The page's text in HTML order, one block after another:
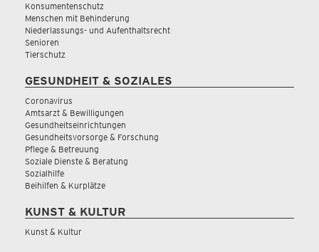
Konsumentenschutz
Menschen mit Behinderung
Niederlassungs- und Aufenthaltsrecht
Senioren
Tierschutz
GESUNDHEIT & SOZIALES
Coronavirus
Amtsarzt & Bewilligungen
Gesundheitseinrichtungen
Gesundheitsvorsorge & Forschung
Pflege & Betreuung
Soziale Dienste & Beratung
Sozialhilfe
Beihilfen & Kurplätze
KUNST & KULTUR
Kunst & Kultur